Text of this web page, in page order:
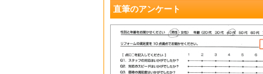
直筆のアンケート